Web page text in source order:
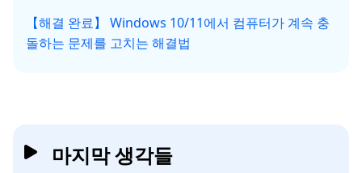
【해결 완료】 Windows 10/11에서 컴퓨터가 계속 충
돌하는 문제를 고치는 해결법
마지막 생각들